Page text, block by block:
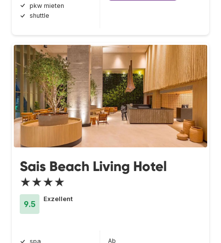
pkw mieten
shuttle
Sais Beach Living Hotel
★★★★
9.5
Exzellent
spa
Ab